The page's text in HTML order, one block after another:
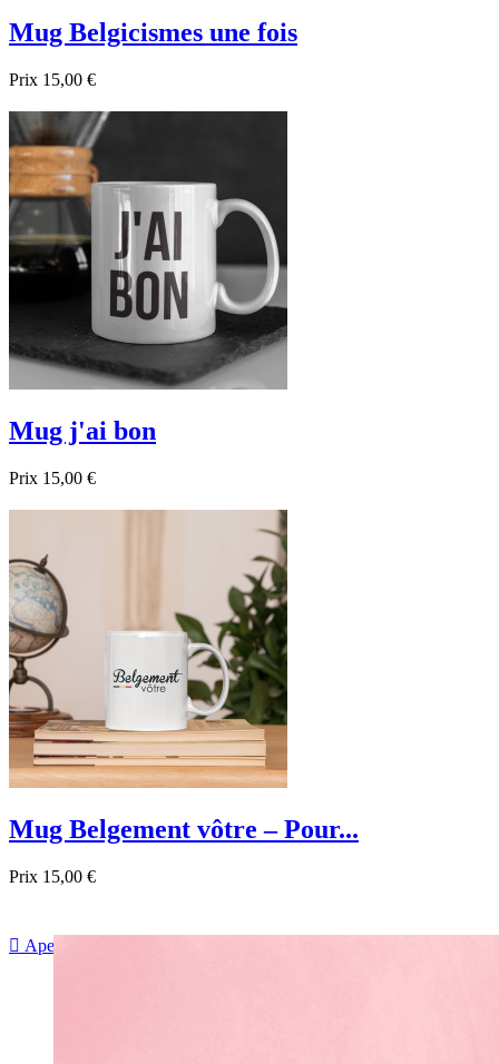
Mug Belgicismes une fois
Prix 15,00 €
Aperçu rapide
Mug j'ai bon
Prix 15,00 €
Mug Belgement vôtre – Pour...
Prix 15,00 €
 Aperçu rapide